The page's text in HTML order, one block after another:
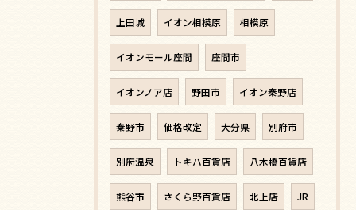
上田城 イオン相模原 相模原
イオンモール座間 座間市
イオンノア店 野田市 イオン秦野店
秦野市 価格改定 大分県 別府市
別府温泉 トキハ百貨店 八木橋百貨店
熊谷市 さくら野百貨店 北上店 JR